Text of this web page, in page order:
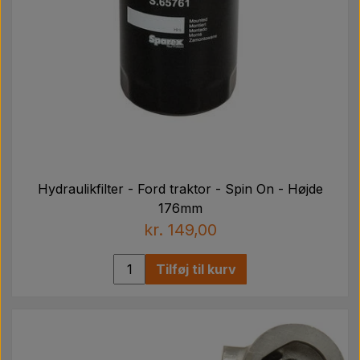
Hydraulikfilter - Ford traktor - Spin On - Højde
176mm
kr. 149,00
Tilføj til kurv